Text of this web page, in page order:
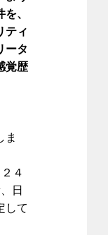
、
ティ
ータ
覚歴
ま
４
日
して